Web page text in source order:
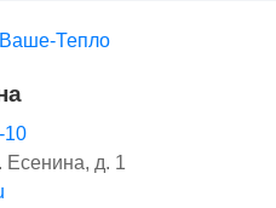
10
Есенина, д. 1